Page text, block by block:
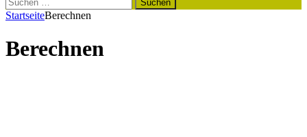
nach:
StartseiteBerechnen
Berechnen